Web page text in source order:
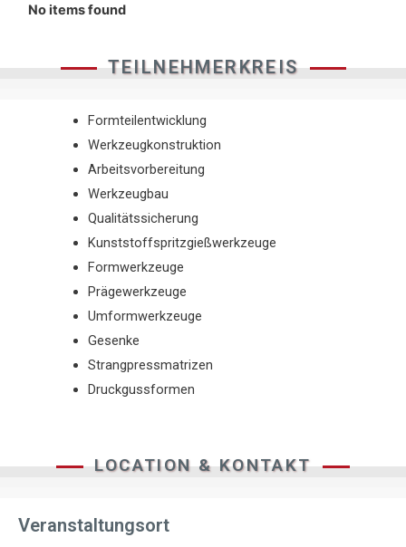
No items found
TEILNEHMERKREIS
Formteilentwicklung
Werkzeugkonstruktion
Arbeitsvorbereitung
Werkzeugbau
Qualitätssicherung
Kunststoffspritzgießwerkzeuge
Formwerkzeuge
Prägewerkzeuge
Umformwerkzeuge
Gesenke
Strangpressmatrizen
Druckgussformen
LOCATION & KONTAKT
Veranstaltungsort